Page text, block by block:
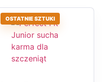
OSTATNIE SZTUKI